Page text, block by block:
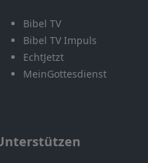
Bibel TV
Bibel TV Impuls
EchtJetzt
MeinGottesdienst